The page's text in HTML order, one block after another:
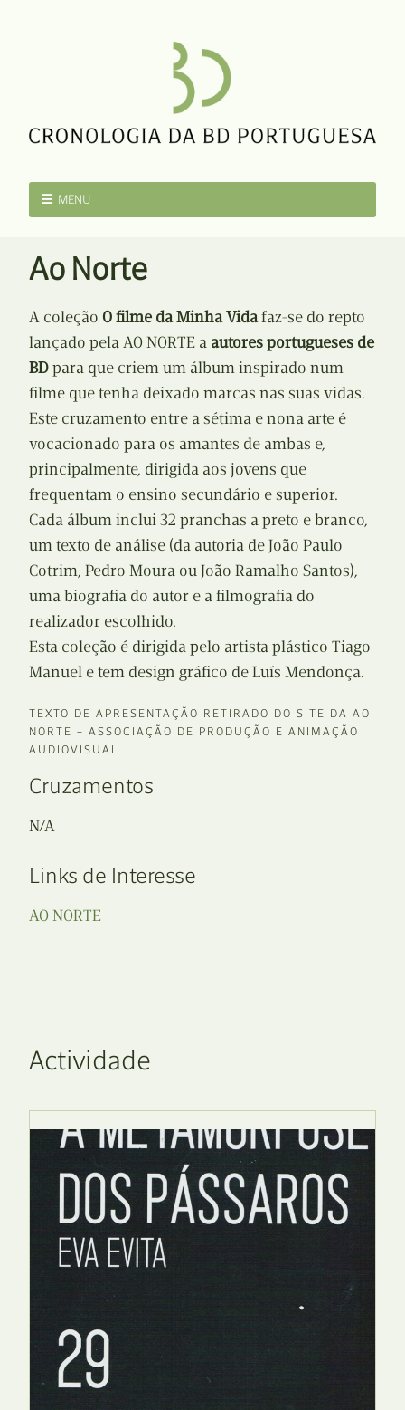
MENU
Ao Norte
A coleção O filme da Minha Vidafaz-se do repto
lançado pela AO NORTE a autores portugueses de
BDpara que criem um álbum inspirado num
filme que tenha deixado marcas nas suas vidas.
Este cruzamento entre a sétima e nona arte é
vocacionado para os amantes de ambas e,
principalmente, dirigida aos jovens que
frequentam o ensino secundário e superior.
Cada álbum inclui 32 pranchas a preto e branco,
um texto de análise (da autoria de João Paulo
Cotrim, Pedro Moura ou João Ramalho Santos),
uma biografia do autor e a filmografia do
realizador escolhido.
Esta coleção é dirigida pelo artista plástico Tiago
Manuel e tem design gráfico de Luís Mendonça.
TEXTO DE APRESENTAÇÃO RETIRADO DO SITE DA AO
NORTE – ASSOCIAÇÃO DE PRODUÇÃO E ANIMAÇÃO
AUDIOVISUAL
Cruzamentos
N/A
Links de Interesse
AO NORTE
Actividade